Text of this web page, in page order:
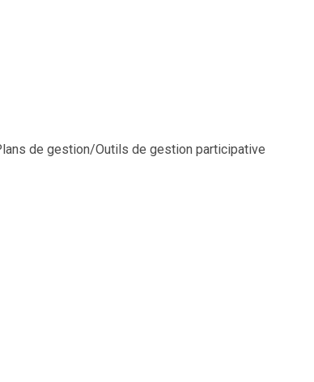
de gestion/Outils de gestion participative